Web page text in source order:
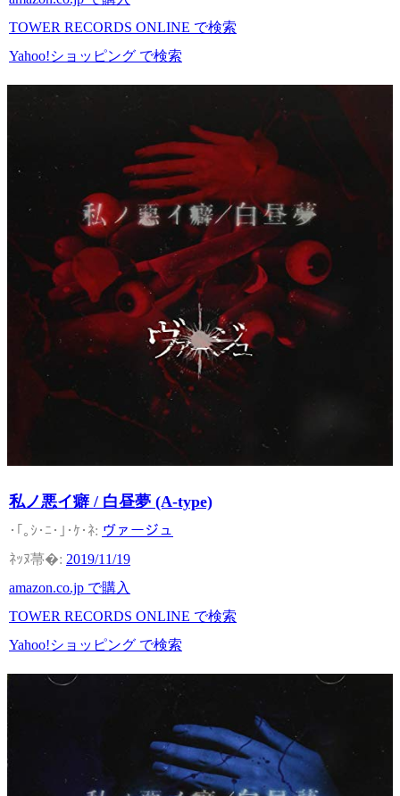
TOWER RECORDS ONLINE で検索
Yahoo!ショッピング で検索
私ノ悪イ癖 / 白昼夢 (A-type)
ヴァージュ
2019/11/19
amazon.co.jp で購入
TOWER RECORDS ONLINE で検索
Yahoo!ショッピング で検索